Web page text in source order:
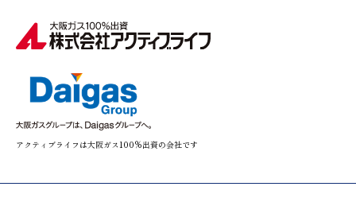
アクティブライフは大阪ガス100%出資の会社です